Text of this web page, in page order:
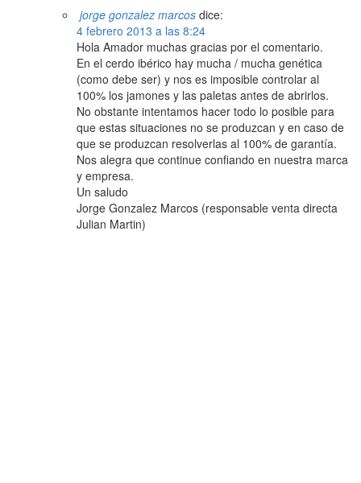
jorge gonzalez marcos dice:
4 febrero 2013 a las 8:24
Hola Amador muchas gracias por el comentario.
En el cerdo ibérico hay mucha / mucha genética
(como debe ser) y nos es imposible controlar al
100% los jamones y las paletas antes de abrirlos.
No obstante intentamos hacer todo lo posible para
que estas situaciones no se produzcan y en caso de
que se produzcan resolverlas al 100% de garantía.
Nos alegra que continue confiando en nuestra marca
y empresa.
Un saludo
Jorge Gonzalez Marcos (responsable venta directa
Julian Martin)